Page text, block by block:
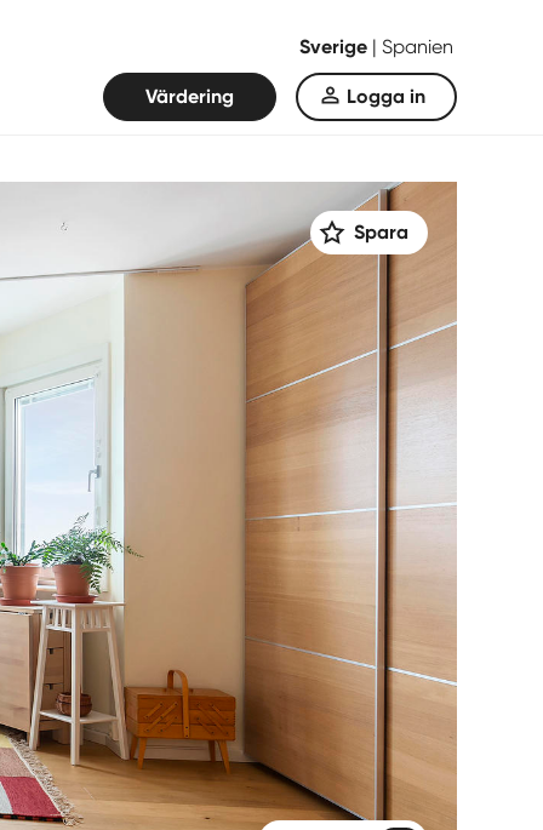
Sverige | Spanien
Värdering Logga in
Spara